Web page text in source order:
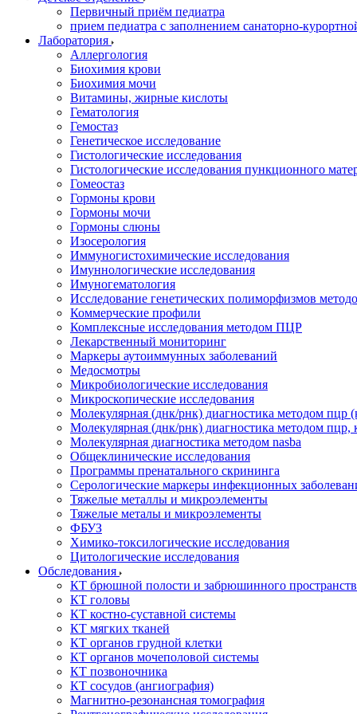
Первичный приём педиатра
прием педиатра с заполнением санаторно-
Лаборатория
Аллергология
Биохимия крови
Биохимия мочи
Витамины, жирные кислоты
Гематология
Гемостаз
Генетическое исследование
Гистологические исследования
Гистологические исследования пункционного
Гомеостаз
Гормоны крови
Гормоны мочи
Гормоны слюны
Изосерология
Иммуногистохимические исследования
Имуннологические исследования
Имуногематология
Исследование генетических полиморфизмов
Коммерческие профили
Комплексные исследования методом ПЦР
Лекарственный мониторинг
Маркеры аутоиммунных заболеваний
Медосмотры
Микробиологические исследования
Микроскопические исследования
Молекулярная (днк/рнк) диагностика методом пцр
Молекулярная (днк/рнк) диагностика методом пцр,
Молекулярная диагностика методом nasba
Общеклинические исследования
Программы пренатального скрининга
Серологические маркеры инфекционных
Тяжелые металлы и микроэлементы
Тяжелые металы и микроэлементы
ФБУЗ
Химико-токсилогические исследования
Цитологические исследования
Обследования
КТ брюшной полости и забрюшинного
КТ головы
КТ костно-суставной системы
КТ мягких тканей
КТ органов грудной клетки
КТ органов мочеполовой системы
КТ позвоночника
КТ сосудов (ангиография)
Магнитно-резонансная томография